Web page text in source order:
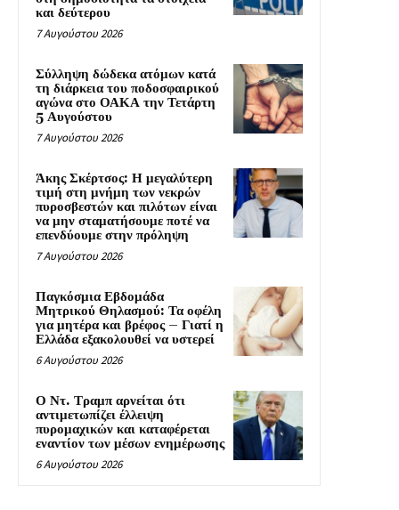
και δεύτερου
7 Αυγούστου 2026
Σύλληψη δώδεκα ατόμων κατά
τη διάρκεια του ποδοσφαιρικού
αγώνα στο ΟΑΚΑ την Τετάρτη
5 Αυγούστου
7 Αυγούστου 2026
Άκης Σκέρτσος: Η μεγαλύτερη
τιμή στη μνήμη των νεκρών
πυροσβεστών και πιλότων είναι
να μην σταματήσουμε ποτέ να
επενδύουμε στην πρόληψη
7 Αυγούστου 2026
Παγκόσμια Εβδομάδα
Μητρικού Θηλασμού: Τα οφέλη
για μητέρα και βρέφος – Γιατί η
Ελλάδα εξακολουθεί να υστερεί
6 Αυγούστου 2026
Ο Ντ. Τραμπ αρνείται ότι
αντιμετωπίζει έλλειψη
πυρομαχικών και καταφέρεται
εναντίον των μέσων ενημέρωσης
6 Αυγούστου 2026